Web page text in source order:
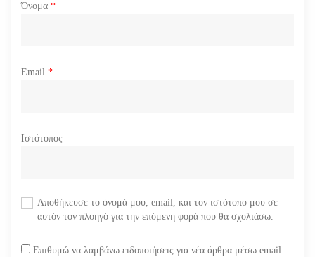
Όνομα *
Email *
Ιστότοπος
Αποθήκευσε το όνομά μου, email, και τον ιστότοπο μου σε
αυτόν τον πλοηγό για την επόμενη φορά που θα σχολιάσω.
Επιθυμώ να λαμβάνω ειδοποιήσεις για νέα άρθρα μέσω email.